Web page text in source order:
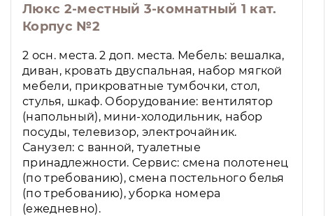
Люкс 2-местный 3-комнатный 1 кат.
Корпус №2
2 осн. места. 2 доп. места. Мебель: вешалка,
диван, кровать двуспальная, набор мягкой
мебели, прикроватные тумбочки, стол,
стулья, шкаф. Оборудование: вентилятор
(напольный), мини-холодильник, набор
посуды, телевизор, электрочайник.
Санузел: с ванной, туалетные
принадлежности. Сервис: смена полотенец
(по требованию), смена постельного белья
(по требованию), уборка номера
(ежедневно).